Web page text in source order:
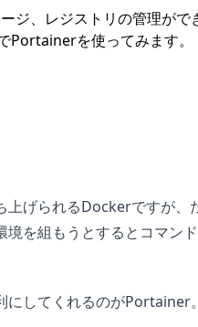
ジ、レジストリの管理が
Portainerを使ってみます。
上げられるDockerですが、
境を組もうとするとコマン
してくれるのがPortainer。